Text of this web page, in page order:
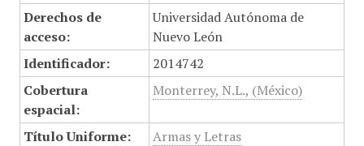
Derechos de
acceso:
Universidad Autónoma de
Nuevo León
Identificador:
2014742
Cobertura
espacial:
Monterrey, N.L., (México)
Título Uniforme:
Armas y Letras